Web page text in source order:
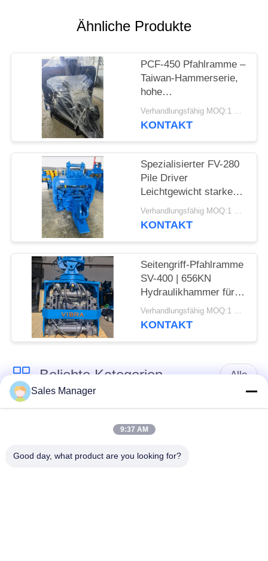
FORDERN
SIE EIN
ZITAT
SITEMAP
PRIVACY
POLICY
Ähnliche Produkte
PCF-450 Pfahlramme –
Taiwan-Hammerserie,
hohe
Teileaustauschbarkeit
und 535 kN Kraft
Verhandlungsfähig MOQ:1 Satz
KONTAKT
Spezialisierter FV-280
Pile Driver
Leichtgewicht starke
Vibrationen
Verhandlungsfähig MOQ:1 SET
KONTAKT
Seitengriff-Pfahlramme
SV-400 | 656KN
Hydraulikhammer für
enge Räume
Verhandlungsfähig MOQ:1 Satz
KONTAKT
Beliebte Kategorien Alle
Ramme
Sales Manager
9:37 AM
Good day, what product are you looking for?